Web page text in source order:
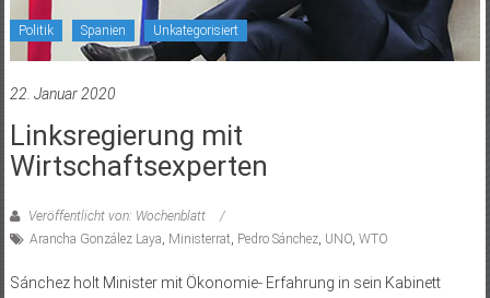
Politik Spanien Unkategorisiert
22. Januar 2020
Linksregierung mit
Wirtschaftsexperten
Veröffentlicht von: Wochenblatt
Arancha González Laya, Ministerrat, Pedro Sánchez, UNO, WTO
Sánchez holt Minister mit Ökonomie- Erfahrung in sein Kabinett